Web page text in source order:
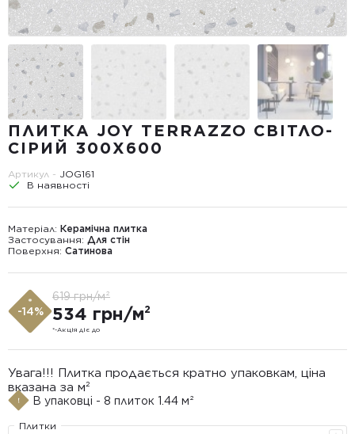
ПЛИТКА JOY TERRAZZO СВІТЛО-
СІРИЙ 300X600
Артикул - JOG161
В наявності
Матеріал: Керамічна плитка
Застосування: Для стін
Поверхня: Сатинова
*
-14%
619 грн/м²
534 грн/м²
*-Акція діє до
Увага!!! Плитка продається кратно упаковкам, ціна
вказана за м²
В упаковці - 8 плиток 1.44 м²
Плитки